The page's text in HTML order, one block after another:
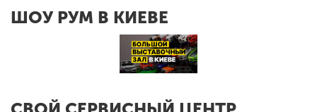
ШОУ РУМ В КИЕВЕ